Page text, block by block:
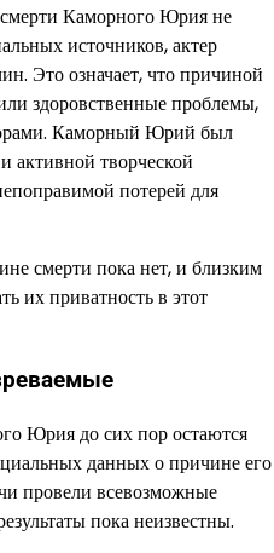
Каморного Юрия не
источников, актер
Это означает, что причиной
здоровственные проблемы,
Каморный Юрий был
активной творческой
потерей для
смерти пока нет, и близким
их приватность в этот
Юрия до сих пор остаются
данных о причине его
провели всевозможные
пока неизвестны.